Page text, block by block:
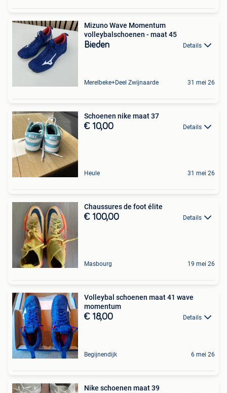
Mizuno Wave Momentum
volleybalschoenen - maat 45
Bieden Details
Merelbeke+Deel Zwijnaarde 31 mei 26
Schoenen nike maat 37
€ 10,00 Details
Heule 31 mei 26
Chaussures de foot élite
€ 100,00 Details
Masbourg 19 mei 26
Volleybal schoenen maat 41 wave
momentum
€ 18,00 Details
Begijnendijk 6 mei 26
Nike schoenen maat 39